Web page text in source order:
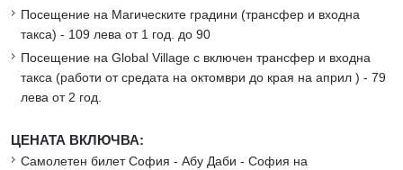
Посещение на Магическите градини (трансфер и входна
такса) - 109 лева от 1 год. до 90
Посещение на Global Village с включен трансфер и входна
такса (работи от средата на октомври до края на април ) - 79
лева от 2 год.
ЦЕНАТА ВКЛЮЧВА:
Самолетен билет София - Абу Даби - София на